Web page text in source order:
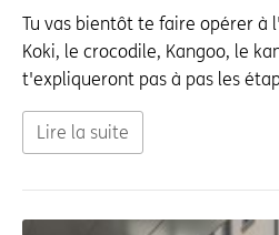
Tu vas bientôt te faire opérer à
Koki, le crocodile, Kangoo, le
t'expliqueront pas à pas les
Lire la suite